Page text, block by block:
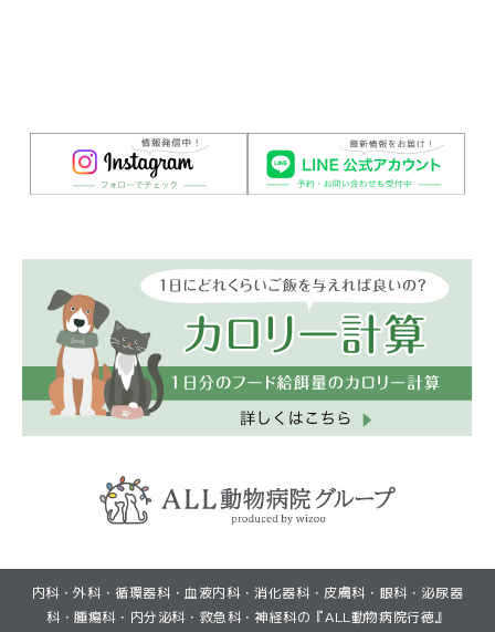
(GoogleMapで見る)
(初診・再診)LINEから予約 (再診)Web予約
(GoogleMapで見る)
(初診・再診)LINEから予約 (再診)Web予約
内科・外科・循環器科・血液内科・消化器科・皮膚科・眼科・泌尿器
科・腫瘍科・内分泌科・救急科・神経科の『ALL動物病院行徳』